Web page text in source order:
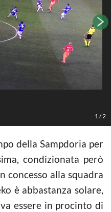
1 /2
della Sampdoria per
condizionata però
concesso alla squadra
è abbastanza solare,
essere in procinto di